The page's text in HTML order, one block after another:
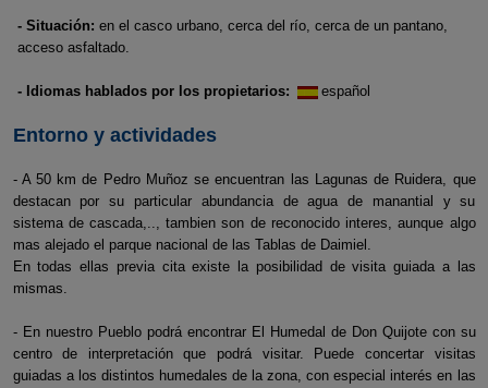
- Situación: en el casco urbano, cerca del río, cerca de un pantano,
acceso asfaltado.
- Idiomas hablados por los propietarios: español
Entorno y actividades
- A 50 km de Pedro Muñoz se encuentran las Lagunas de Ruidera, que
destacan por su particular abundancia de agua de manantial y su
sistema de cascada,.., tambien son de reconocido interes, aunque algo
mas alejado el parque nacional de las Tablas de Daimiel.
En todas ellas previa cita existe la posibilidad de visita guiada a las
mismas.
- En nuestro Pueblo podrá encontrar El Humedal de Don Quijote con su
centro de interpretación que podrá visitar. Puede concertar visitas
guiadas a los distintos humedales de la zona, con especial interés en las